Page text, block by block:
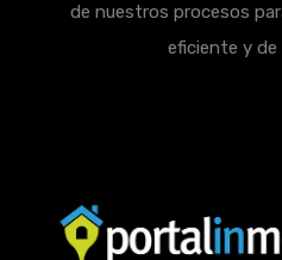
de nuestros procesos
eficiente y de